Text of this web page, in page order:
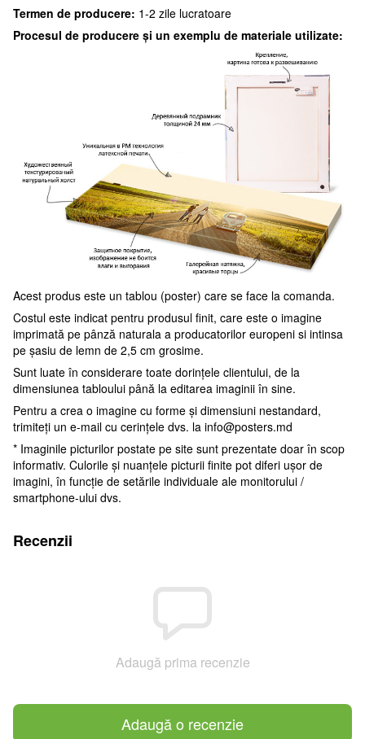
Termen de producere: 1-2 zile lucratoare
Procesul de producere și un exemplu de materiale utilizate:
Acest produs este un tablou (poster) care se face la comanda.
Costul este indicat pentru produsul finit, care este o imagine
imprimată pe pânză naturala a producatorilor europeni si intinsa
pe șasiu de lemn de 2,5 cm grosime.
Sunt luate în considerare toate dorințele clientului, de la
dimensiunea tabloului până la editarea imaginii în sine.
Pentru a crea o imagine cu forme și dimensiuni nestandard,
trimiteți un e-mail cu cerințele dvs. la info@posters.md
* Imaginile picturilor postate pe site sunt prezentate doar în scop
informativ. Culorile și nuanțele picturii finite pot diferi ușor de
imagini, în funcție de setările individuale ale monitorului /
smartphone-ului dvs.
Recenzii
Adaugă prima recenzie
Adaugă o recenzie